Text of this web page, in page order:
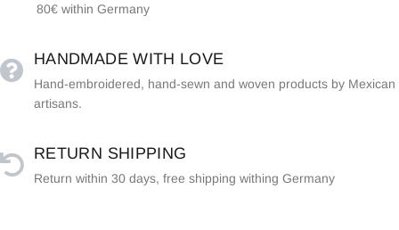
80€ within Germany
HANDMADE WITH LOVE
Hand-embroidered, hand-sewn and woven products by Mexican
artisans.
RETURN SHIPPING
Return within 30 days, free shipping withing Germany